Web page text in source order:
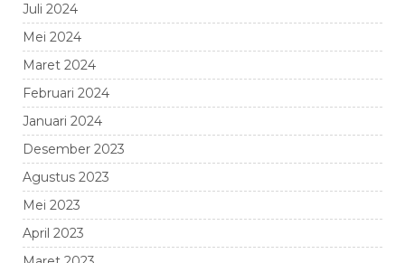
Juli 2024
Mei 2024
Maret 2024
Februari 2024
Januari 2024
Desember 2023
Agustus 2023
Mei 2023
April 2023